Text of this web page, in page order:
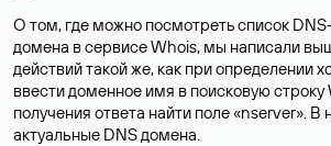
О том, где можно посмотреть список
домена в сервисе Whois, мы написали
действий такой же, как при определении
ввести доменное имя в поисковую строку
получения ответа найти поле «nserver». В
актуальные DNS домена.